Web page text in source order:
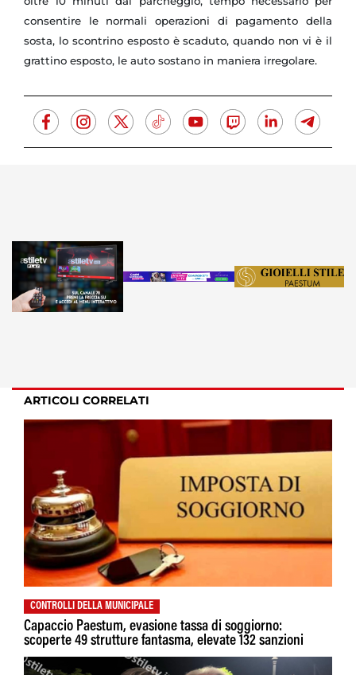
consentire le normali operazioni di pagamento della
sosta, lo scontrino esposto è scaduto, quando non vi è il
grattino esposto, le auto sostano in maniera irregolare.
ARTICOLI CORRELATI
CONTROLLI DELLA MUNICIPALE
Capaccio Paestum, evasione tassa di soggiorno:
scoperte 49 strutture fantasma, elevate 132 sanzioni